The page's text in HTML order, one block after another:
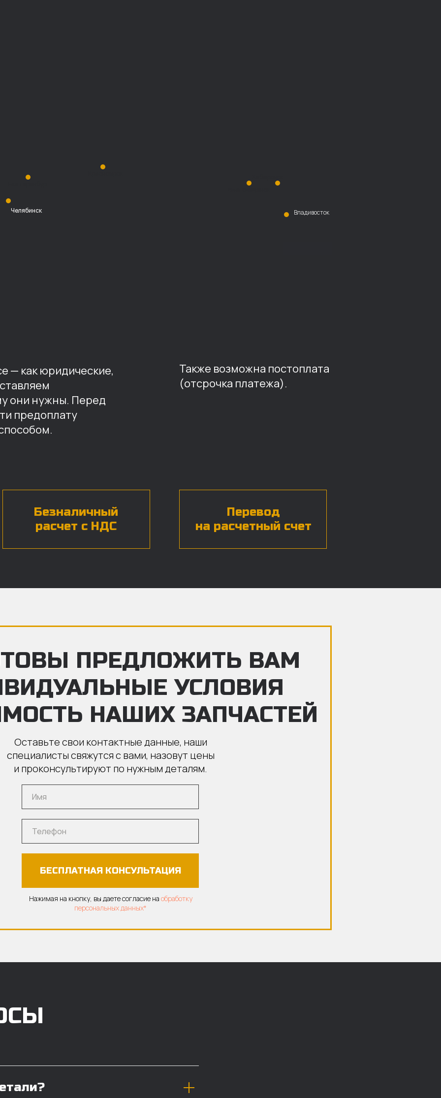
Владивосток
Челябинск
Безналичный
расчет с НДС
Перевод
на расчетный счет
— как юридические,
они нужны. Перед
предоплату
Также возможна постоплата
(отсрочка платежа).
ПРЕДЛОЖИТЬ ВАМ
УСЛОВИЯ
НАШИХ ЗАПЧАСТЕЙ
Оставьте свои контактные данные, наши
специалисты свяжутся с вами, назовут цены
и проконсультируют по нужным деталям.
БЕСПЛАТНАЯ КОНСУЛЬТАЦИЯ
Нажимая на кнопку, вы даете согласие на обработку
персональных данных*